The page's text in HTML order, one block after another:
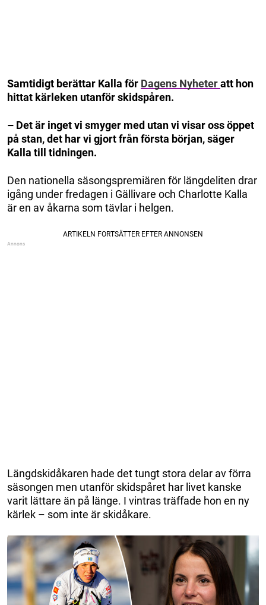
Samtidigt berättar Kalla för Dagens Nyheteratt hon
hittat kärleken utanför skidspåren.
– Det är inget vi smyger med utan vi visar oss öppet
på stan, det har vi gjort från första början, säger
Kalla till tidningen.
Den nationella säsongspremiären för längdeliten drar
igång under fredagen i Gällivare och Charlotte Kalla
är en av åkarna som tävlar i helgen.
Längdskidåkaren hade det tungt stora delar av förra
säsongen men utanför skidspåret har livet kanske
varit lättare än på länge. I vintras träffade hon en ny
kärlek – som inte är skidåkare.